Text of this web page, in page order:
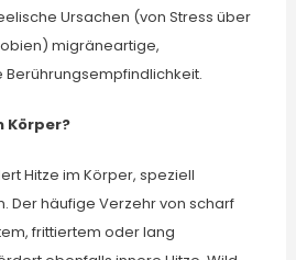
Ursachen (von Stress über
migräneartige,
Körper?
Hitze im Körper, speziell
Der häufige Verzehr von scharf
frittiertem oder lang